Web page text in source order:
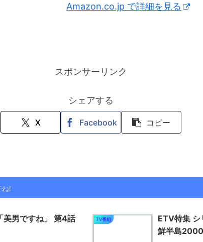
Amazon.co.jp で詳細を見る
スポンサーリンク
シェアする
X Facebook コピー
ね!
美男ですね」 第4話 TV番組
ETV特集 シ
鮮半島